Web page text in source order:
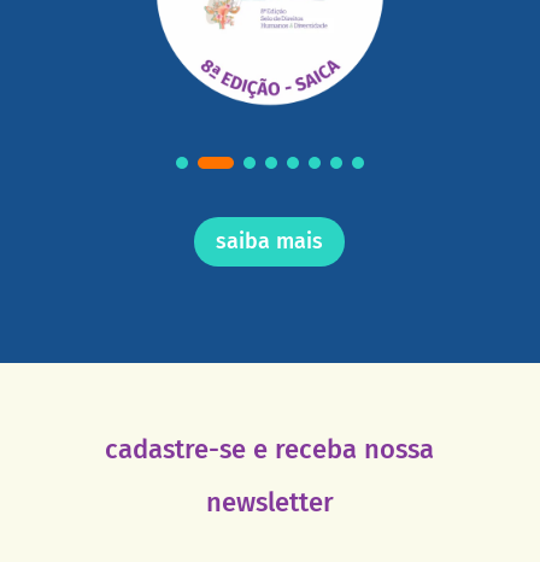
saiba mais
cadastre-se e receba nossa
newsletter